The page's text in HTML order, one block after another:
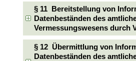
§ 11 Bereitstellung von
Datenbeständen des
Vermessungswesens durch
§ 12 Übermittlung von
Datenbeständen des